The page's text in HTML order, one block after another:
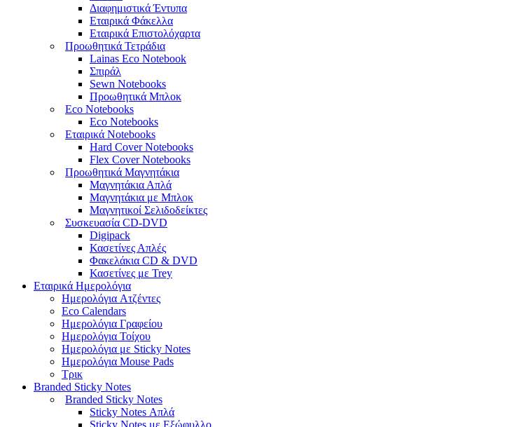
Διαφημιστικά Έντυπα
Εταιρικά Φάκελλα
Εταιρικά Επιστολόχαρτα
Προωθητικά Τετράδια
Lainas Eco Νotebook
Σπιράλ
Sewn Notebooks
Προωθητικά Μπλοκ
Eco Notebooks
Eco Notebooks
Εταιρικά Notebooks
Hard Cover Notebooks
Flex Cover Notebooks
Προωθητικά Μαγνητάκια
Μαγνητάκια Απλά
Μαγνητάκια με Μπλοκ
Μαγνητικοί Σελιδοδείκτες
Συσκευασία CD-DVD
Digipack
Κασετίνες Απλές
Φακελάκια CD & DVD
Κασετίνες με Trey
Εταιρικά Ημερολόγια
Hμερολόγια Aτζέντες
Eco Calendars
Ημερολόγια Γραφείου
Ημερολόγια Τοίχου
Ημερολόγια με Sticky Notes
Ημερολόγια Mouse Pads
Τρικ
Branded Sticky Notes
Branded Sticky Notes
Sticky Notes Απλά